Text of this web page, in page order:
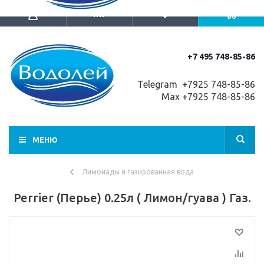
+7 495 748-85-86
Telegram +7925 748-85-86
Max +7925 748-85-86
МЕНЮ
Лимонады и газированная вода
Perrier (Перье) 0.25л ( Лимон/гуава ) Газ.